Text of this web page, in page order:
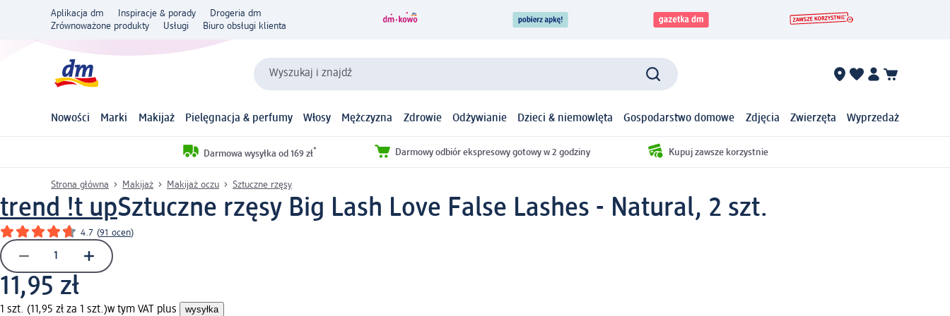
Aplikacja dm Inspiracje & porady
Drogeria dm
Zrównoważone produkty
Usługi Biuro obsługi klienta
Wyszukaj i znajdź
Nowości Marki Makijaż Pielęgnacja & perfumy Włosy Mężczyzna Zdrowie Odżywianie Dzieci & niemowlęta Gospodarstwo domowe Zdjęcia Zwierzęta Wyprzedaż
Darmowa wysyłka od 169 zł* Darmowy odbiór ekspresowy gotowy w 2 godziny Kupuj zawsze korzystnie
Strona główna Makijaż Makijaż oczu Sztuczne rzęsy
trend !t upSztuczne rzęsy Big Lash Love False Lashes - Natural, 2 szt.
4.7 (91 ocen)
11,95 zł
1 szt. (11,95 zł za 1 szt.)w tym VAT plus wysyłka